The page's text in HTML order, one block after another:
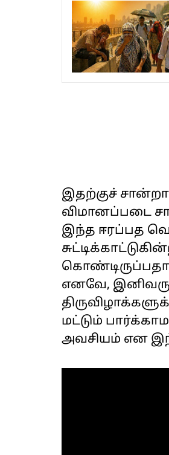
இதற்குச்
விமானப்படை
இந்த ஈரப்பத
எனவே,
மட்டும்
அவசியம் என